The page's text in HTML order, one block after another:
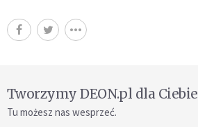
Tworzymy DEON.pl dla Ciebie
Tu możesz nas wesprzeć.